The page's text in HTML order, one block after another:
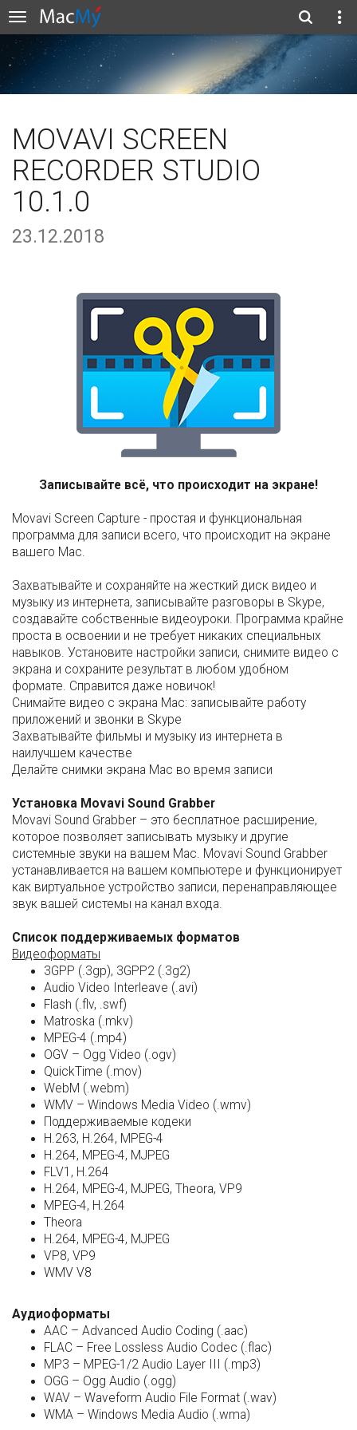
MOVAVI SCREEN
RECORDER STUDIO
10.1.0
23.12.2018
Записывайте всё, что происходит на экране!
Movavi Screen Capture - простая и функциональная
программа для записи всего, что происходит на экране
вашего Mac.
Захватывайте и сохраняйте на жесткий диск видео и
музыку из интернета, записывайте разговоры в Skype,
создавайте собственные видеоуроки. Программа крайне
проста в освоении и не требует никаких специальных
навыков. Установите настройки записи, снимите видео с
экрана и сохраните результат в любом удобном
формате. Справится даже новичок!
Снимайте видео с экрана Mac: записывайте работу
приложений и звонки в Skype
Захватывайте фильмы и музыку из интернета в
наилучшем качестве
Делайте снимки экрана Mac во время записи
Установка Movavi Sound Grabber
Movavi Sound Grabber – это бесплатное расширение,
которое позволяет записывать музыку и другие
системные звуки на вашем Mac. Movavi Sound Grabber
устанавливается на вашем компьютере и функционирует
как виртуальное устройство записи, перенаправляющее
звук вашей системы на канал входа.
Cписок поддерживаемых форматов
Видеоформаты
3GPP (.3gp), 3GPP2 (.3g2)
Audio Video Interleave (.avi)
Flash (.flv, .swf)
Matroska (.mkv)
MPEG-4 (.mp4)
OGV – Ogg Video (.ogv)
QuickTime (.mov)
WebM (.webm)
WMV – Windows Media Video (.wmv)
Поддерживаемые кодеки
H.263, H.264, MPEG-4
H.264, MPEG-4, MJPEG
FLV1, H.264
H.264, MPEG-4, MJPEG, Theora, VP9
MPEG-4, H.264
Theora
H.264, MPEG-4, MJPEG
VP8, VP9
WMV V8
Аудиоформаты
AAC – Advanced Audio Coding (.aac)
FLAC – Free Lossless Audio Codec (.flac)
MP3 – MPEG-1/2 Audio Layer III (.mp3)
OGG – Ogg Audio (.ogg)
WAV – Waveform Audio File Format (.wav)
WMA – Windows Media Audio (.wma)